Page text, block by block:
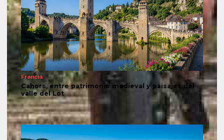
Francia
Cahors, entre patrimonio medieval y paisajes del
valle del Lot